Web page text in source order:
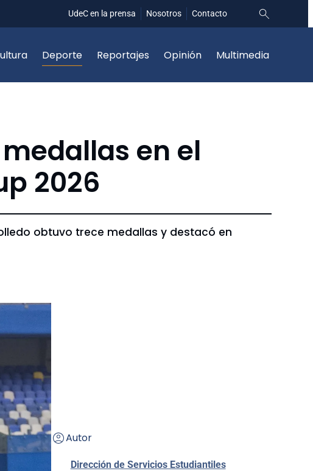
UdeC en la prensa Nosotros Contacto
Deporte Reportajes Opinión Multimedia
en el
2026
obtuvo trece medallas y destacó en
Autor
Dirección de Servicios Estudiantiles